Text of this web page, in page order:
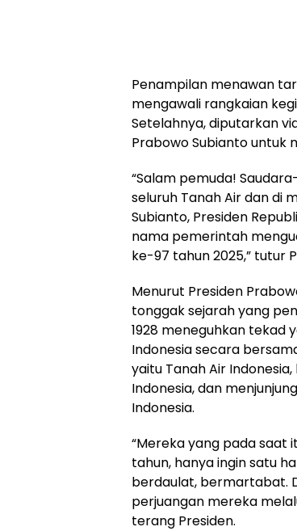
Penampilan menawan
mengawali rangkaian
Setelahnya, diputarkan
Prabowo Subianto untuk
“Salam pemuda!
seluruh Tanah Air dan di
Subianto, Presiden
nama pemerintah
ke-97 tahun 2025,” tutur
Menurut Presiden
tonggak sejarah yang
1928 meneguhkan tekad
Indonesia secara
yaitu Tanah Air
Indonesia, dan
Indonesia.
“Mereka yang pada saat
tahun, hanya ingin satu
berdaulat, bermartabat.
perjuangan mereka
terang Presiden.